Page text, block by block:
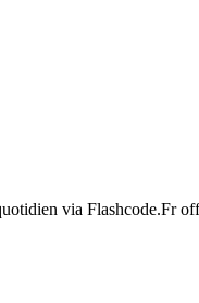
via Flashcode.Fr